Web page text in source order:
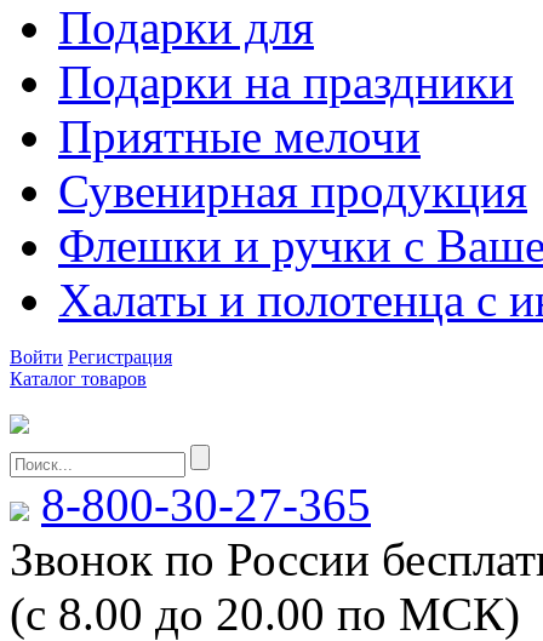
Подарки для
Подарки на праздники
Приятные мелочи
Сувенирная продукция
Флешки и ручки с
Халаты и полотенца с
Войти Регистрация
Каталог товаров
8-800-30-27-365
Звонок по России
(с 8.00 до 20.00 по МСК)